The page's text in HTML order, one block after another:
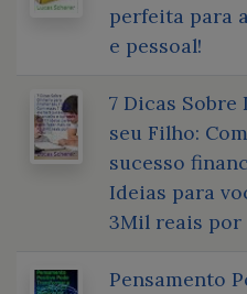
perfeita para
e pessoal!
7 Dicas
seu Filho:
sucesso
Ideias para
3Mil reais por
Pensamento